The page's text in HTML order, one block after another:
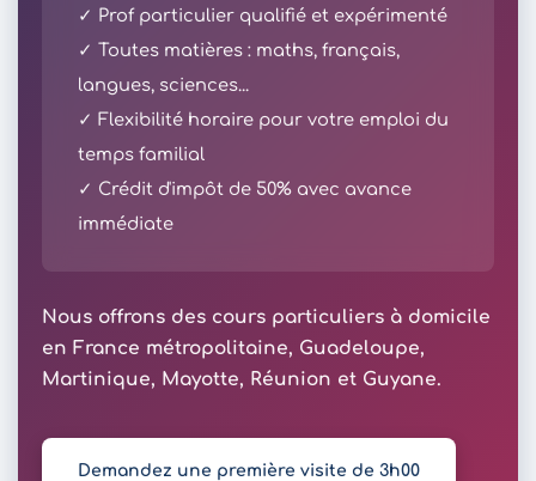
✓ Prof particulier qualifié et expérimenté
✓ Toutes matières : maths, français,
langues, sciences...
✓ Flexibilité horaire pour votre emploi du
temps familial
✓ Crédit d'impôt de 50% avec avance
immédiate
Nous offrons des cours particuliers à domicile
en France métropolitaine, Guadeloupe,
Martinique, Mayotte, Réunion et Guyane.
Demandez une première visite de 3h00